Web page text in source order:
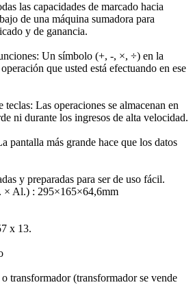
las capacidades de marcado hacia
de una máquina sumadora para
y de ganancia.
Un símbolo (+, -, ×, ÷) en la
que usted está efectuando en ese
teclas: Las operaciones se almacenan en
ni durante los ingresos de alta velocidad.
pantalla más grande hace que los datos
y preparadas para ser de uso fácil.
× Al.) : 295×165×64,6mm
x 13.
transformador (transformador se vende